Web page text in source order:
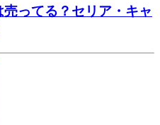
売ってる？セリア・キャ